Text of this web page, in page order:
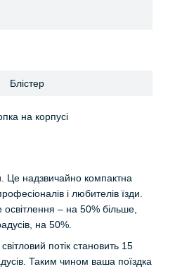
Блістер
на корпусі
Це надзвичайно компактна
і любителів їзди.
– на 50% більше,
на 50%.
потік становить 15
Таким чином ваша поїздка